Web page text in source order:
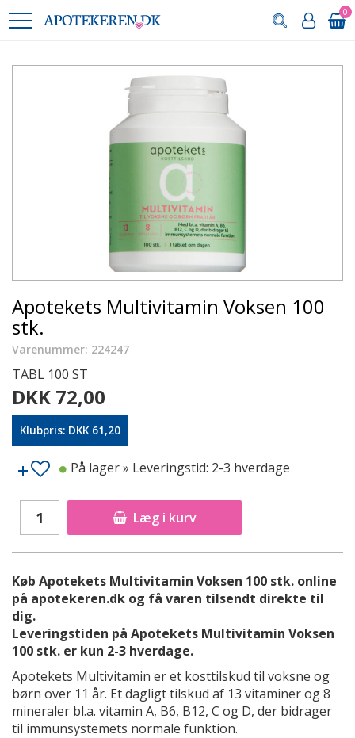
0
Apotekets Multivitamin Voksen 100
stk.
Varenummer: 224247
TABL 100 ST
DKK 72,00
Klubpris: DKK 61,20
Læg i kurv
På lager» Leveringstid: 2-3 hverdage
Køb Apotekets Multivitamin Voksen 100 stk. online
på apotekeren.dk og få varen tilsendt direkte til
dig.
Leveringstiden på Apotekets Multivitamin Voksen
100 stk. er kun 2-3 hverdage.
Apotekets Multivitamin er et kosttilskud til voksne og
børn over 11 år. Et dagligt tilskud af 13 vitaminer og 8
mineraler bl.a. vitamin A, B6, B12, C og D, der bidrager
til immunsystemets normale funktion.